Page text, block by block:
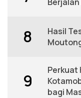
8
Hasil
9
Perkuat
bagi